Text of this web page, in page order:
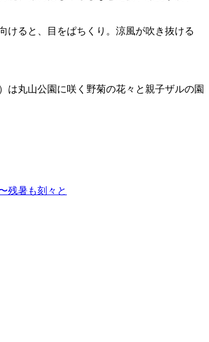
けると、目をぱちくり。涼風が吹き抜ける
は丸山公園に咲く野菊の花々と親子ザルの園
残暑も刻々と